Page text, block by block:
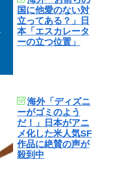
国に他愛のない対
立ってある？」日
本「エスカレータ
ーの立つ位置」
海外「ディズニ
ーがゴミのよう
だ！」日本がアニ
メ化した米人気SF
作品に絶賛の声が
殺到中